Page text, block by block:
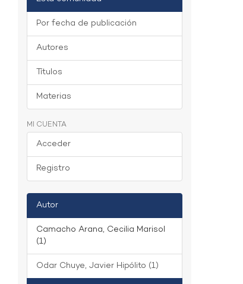
Por fecha de publicación
Autores
Títulos
Materias
MI CUENTA
Acceder
Registro
Autor
Camacho Arana, Cecilia Marisol
(1)
Odar Chuye, Javier Hipólito (1)